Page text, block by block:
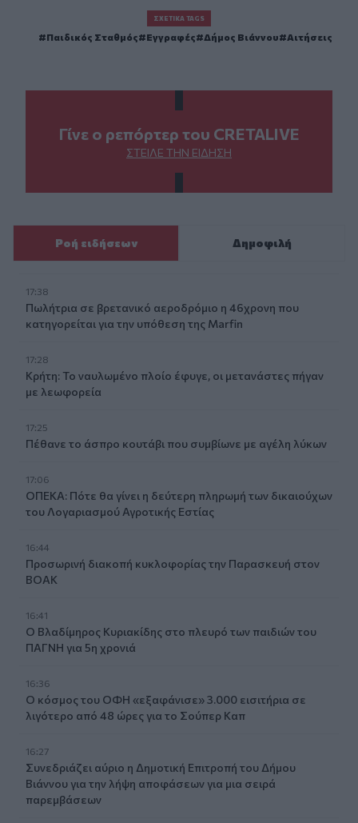
ΣΧΕΤΙΚΆ TAGS
Παιδικός Σταθμός Εγγραφές Δήμος Βιάννου Αιτήσεις
Γίνε ο ρεπόρτερ του CRETALIVE
ΣΤΕΊΛΕ ΤΗΝ ΕΊΔΗΣΗ
Ροή ειδήσεων Δημοφιλή
17:38
Πωλήτρια σε βρετανικό αεροδρόμιο η 46χρονη που
κατηγορείται για την υπόθεση της Marfin
17:28
Κρήτη: Το ναυλωμένο πλοίο έφυγε, οι μετανάστες πήγαν
με λεωφορεία
17:25
Πέθανε το άσπρο κουτάβι που συμβίωνε με αγέλη λύκων
17:06
ΟΠΕΚΑ: Πότε θα γίνει η δεύτερη πληρωμή των δικαιούχων
του Λογαριασμού Αγροτικής Εστίας
16:44
Προσωρινή διακοπή κυκλοφορίας την Παρασκευή στον
ΒΟΑΚ
16:41
Ο Βλαδίμηρος Κυριακίδης στο πλευρό των παιδιών του
ΠΑΓΝΗ για 5η χρονιά
16:36
Ο κόσμος του ΟΦΗ «εξαφάνισε» 3.000 εισιτήρια σε
λιγότερο από 48 ώρες για το Σούπερ Καπ
16:27
Συνεδριάζει αύριο η Δημοτική Επιτροπή του Δήμου
Βιάννου για την λήψη αποφάσεων για μια σειρά
παρεμβάσεων